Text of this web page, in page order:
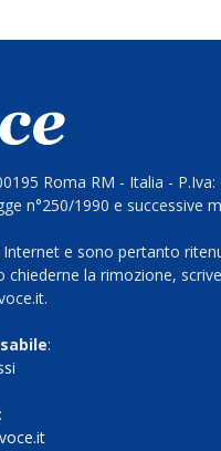
Roma RM - Italia - P.Iva:
n°250/1990 e successive
e sono pertanto
la rimozione,
: